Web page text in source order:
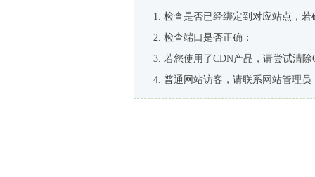
检查是否已经绑定到对应站点，
检查端口是否正确；
若您使用了CDN产品，请尝试清除
普通网站访客，请联系网站管理员